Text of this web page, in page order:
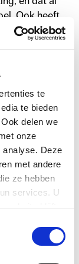
te
te bieden
delen we
onze
analyse. Deze
met andere
ze hebben
services. U
website blijft
Ook heeft
Dit biedt
naartoe
bij
een ANBI-
te
over een
op de pagina
status?.
structuur,
maakt. Een